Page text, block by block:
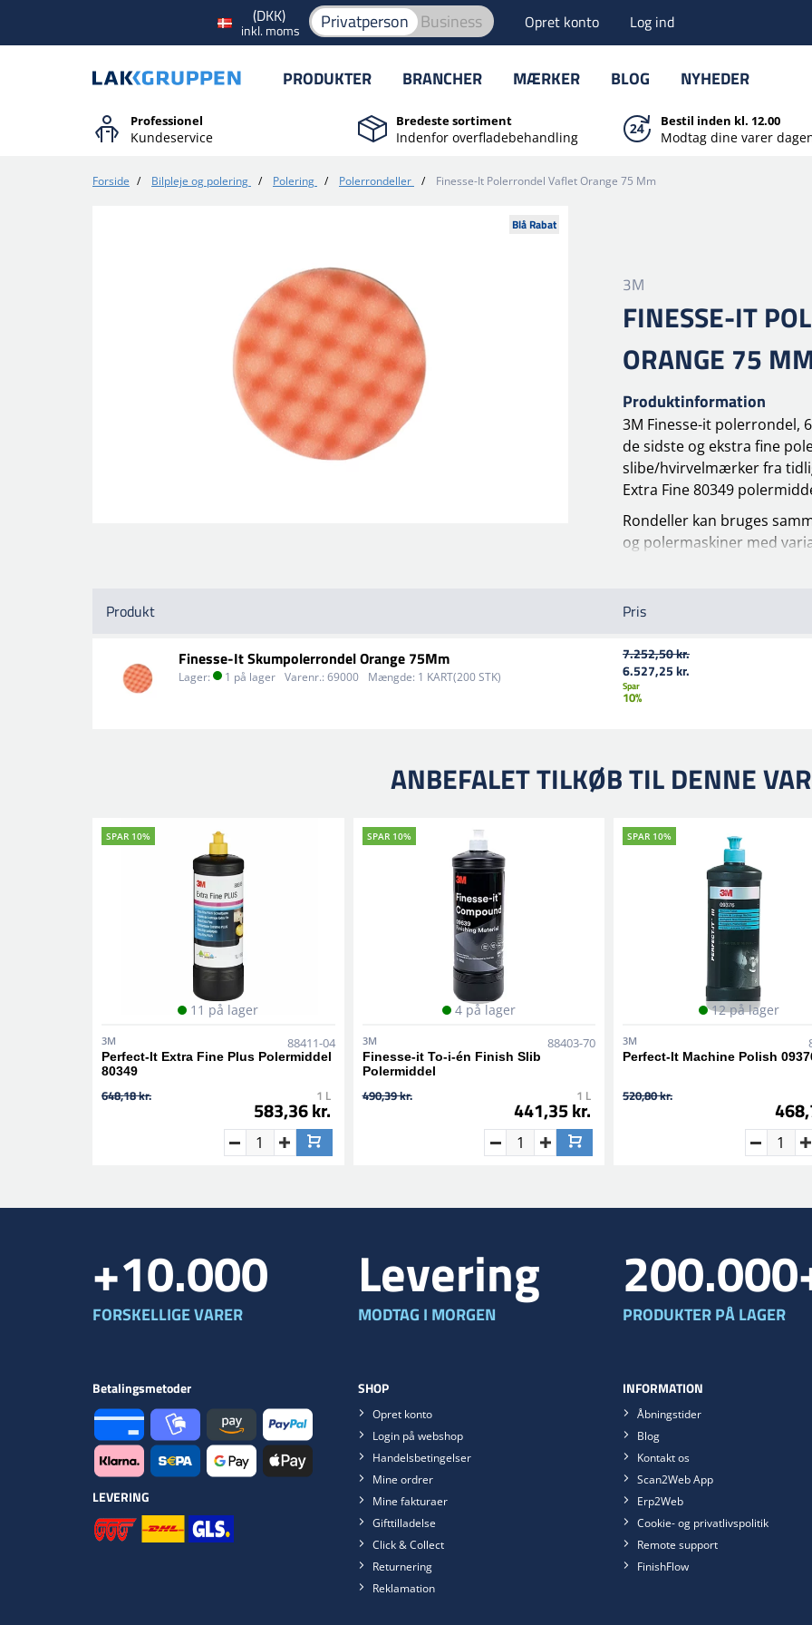
(DKK)
inkl. moms Privatperson Business Opret konto Log ind
PRODUKTER BRANCHER MÆRKER BLOG NYHEDER
Professionel
Kundeservice
Bredeste sortiment
Indenfor overfladebehandling
Bestil inden kl. 12.00
Modtag dine varer
Forside / Bilpleje og polering / Polering / Polerrondeller / Finesse-It Polerrondel Vaflet Orange 75 Mm
Blå Rabat
3M
FINESSE-IT
ORANGE 75
Produktinformation
3M Finesse-it polerrondel,
de sidste og ekstra fine
slibe/hvirvelmærker fra
Extra Fine 80349
Rondeller kan bruges
og polermaskiner med
finish. 3M Hookit™-
Produkt Pris
Finesse-It Skumpolerrondel Orange 75Mm
Lager: 1 på lager Varenr.: 69000 Mængde: 1 KART(200 STK)
7.252,50 kr.
6.527,25 kr.
Spar
10%
ANBEFALET TILKØB TIL DENNE
SPAR 10%
11 på lager
3M 88411-04
Perfect-It Extra Fine Plus Polermiddel
80349
648,18 kr. 1 L
583,36 kr.
SPAR 10%
4 på lager
3M 88403-70
Finesse-it To-i-én Finish Slib
Polermiddel
490,39 kr. 1 L
441,35 kr.
SPAR 10%
12 på lager
3M
Perfect-It Machine Polish
520,80 kr.
+10.000
FORSKELLIGE VARER
Levering
MODTAG I MORGEN PRODUKTER PÅ LAGER
Betalingsmetoder
LEVERING
SHOP
Opret konto
Login på webshop
Handelsbetingelser
Mine ordrer
Mine fakturaer
Gifttilladelse
Click & Collect
Returnering
Reklamation
INFORMATION
Åbningstider
Blog
Kontakt os
Scan2Web App
Erp2Web
Cookie- og privatlivspolitik
Remote support
FinishFlow